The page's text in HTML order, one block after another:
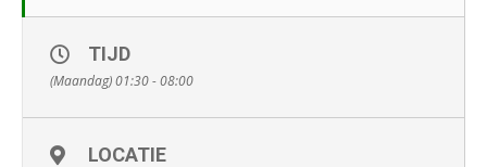
TIJD
(Maandag) 01:30 - 08:00
LOCATIE